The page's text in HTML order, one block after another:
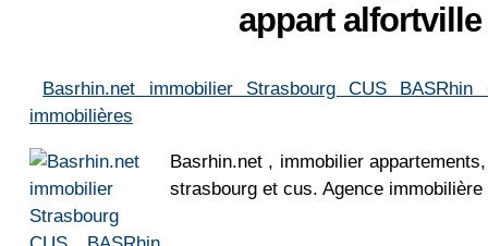
appart alfortville
Basrhin.net immobilier Strasbourg CUS BASRhin
immobilières
Basrhin.net , immobilier
strasbourg et cus. Agence immobilière